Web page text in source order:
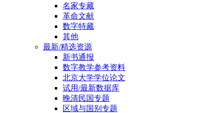
名家专藏
革命文献
数字特藏
其他
最新/精选资源
新书通报
数字教学参考资料
北京大学学位论文
试用/最新数据库
晚清民国专题
区域与国别专题